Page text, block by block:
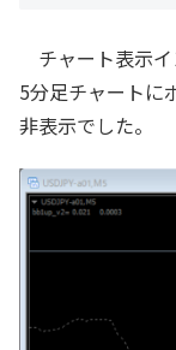
チャート表示イ
5分足チャートに
非表示でした。